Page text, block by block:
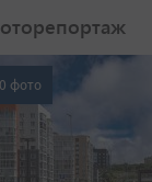
фото